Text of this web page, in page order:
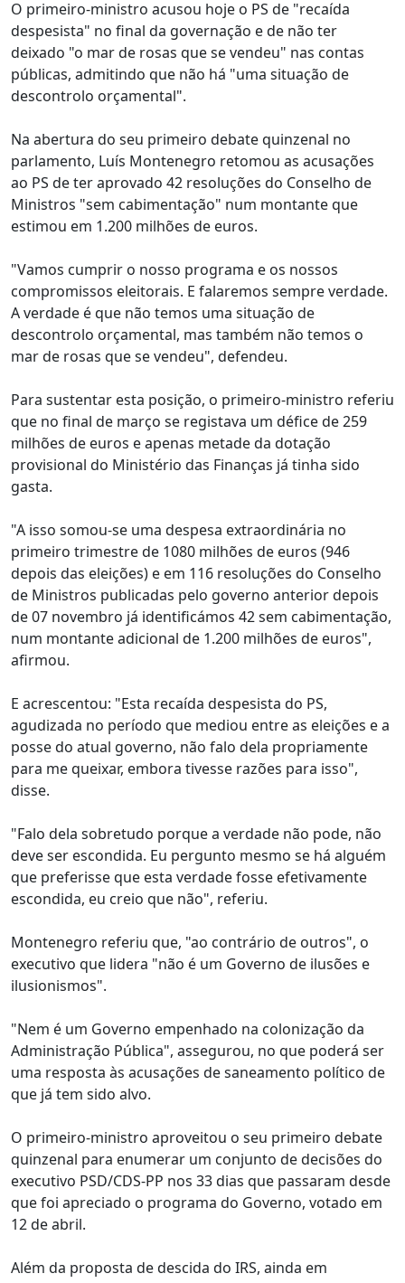
O primeiro-ministro acusou hoje o PS de "recaída
despesista" no final da governação e de não ter
deixado "o mar de rosas que se vendeu" nas contas
públicas, admitindo que não há "uma situação de
descontrolo orçamental".
Na abertura do seu primeiro debate quinzenal no
parlamento, Luís Montenegro retomou as acusações
ao PS de ter aprovado 42 resoluções do Conselho de
Ministros "sem cabimentação" num montante que
estimou em 1.200 milhões de euros.
"Vamos cumprir o nosso programa e os nossos
compromissos eleitorais. E falaremos sempre verdade.
A verdade é que não temos uma situação de
descontrolo orçamental, mas também não temos o
mar de rosas que se vendeu", defendeu.
Para sustentar esta posição, o primeiro-ministro referiu
que no final de março se registava um défice de 259
milhões de euros e apenas metade da dotação
provisional do Ministério das Finanças já tinha sido
gasta.
"A isso somou-se uma despesa extraordinária no
primeiro trimestre de 1080 milhões de euros (946
depois das eleições) e em 116 resoluções do Conselho
de Ministros publicadas pelo governo anterior depois
de 07 novembro já identificámos 42 sem cabimentação,
num montante adicional de 1.200 milhões de euros",
afirmou.
E acrescentou: "Esta recaída despesista do PS,
agudizada no período que mediou entre as eleições e a
posse do atual governo, não falo dela propriamente
para me queixar, embora tivesse razões para isso",
disse.
"Falo dela sobretudo porque a verdade não pode, não
deve ser escondida. Eu pergunto mesmo se há alguém
que preferisse que esta verdade fosse efetivamente
escondida, eu creio que não", referiu.
Montenegro referiu que, "ao contrário de outros", o
executivo que lidera "não é um Governo de ilusões e
ilusionismos".
"Nem é um Governo empenhado na colonização da
Administração Pública", assegurou, no que poderá ser
uma resposta às acusações de saneamento político de
que já tem sido alvo.
O primeiro-ministro aproveitou o seu primeiro debate
quinzenal para enumerar um conjunto de decisões do
executivo PSD/CDS-PP nos 33 dias que passaram desde
que foi apreciado o programa do Governo, votado em
12 de abril.
Além da proposta de descida do IRS, ainda em